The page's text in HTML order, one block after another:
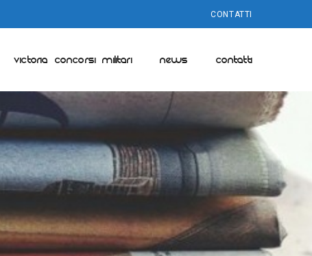
CONTATTI
VICTORIA CONCORSI MILITARI NEWS CONTATTI